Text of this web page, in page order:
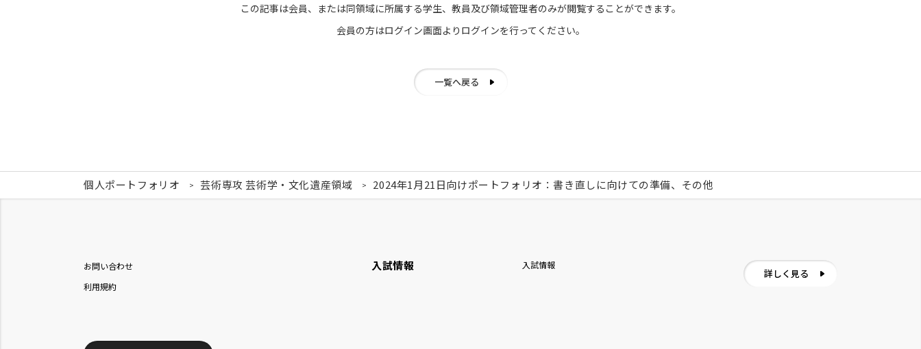
この記事は会員、または同領域に所属する学生、教員及び領域管理者のみが閲覧することができます。
会員の方はログイン画面より ログインを行ってください。
一覧へ戻る
個人ポートフォリオ 芸術専攻 芸術学・文化遺産領域 2024年1月21日向けポートフォリオ：書き直しに向けての準備、その他
お問い合わせ
利用規約
入試情報 入試情報
詳しく見る